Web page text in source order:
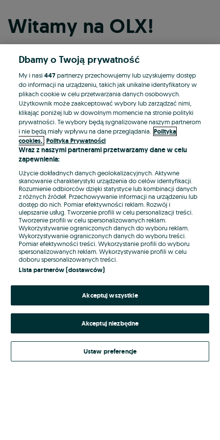
Witamy na OLX!
Kontynuuj przez Facebooka
Kontynuuj przez konto Apple
Kontynuuj przez konto Google
LUB
E-mail
Hasło
Nie pamiętasz hasła?
Zaloguj się
Kontynuując za pośrednictwem jednego z dostawców wskazanych powyżej,
Regulamin serwisuOLX.pl w jego aktualnym brzmieniu.
Dbamy o Twoją prywatność
My i nasi447partnerzy przechowujemy lub uzyskujemy dostęp
do informacji na urządzeniu, takich jak unikalne identyfikatory w
plikach cookie w celu przetwarzania danych osobowych.
Użytkownik może zaakceptować wybory lub zarządzać nimi,
klikając poniżej lub w dowolnym momencie na stronie polityki
prywatności. Te wybory będą sygnalizowane naszym partnerom
i nie będą miały wpływu na dane przeglądania. Polityka
cookies, Polityka Prywatności
Wraz z naszymi partnerami przetwarzamy dane w celu
zapewnienia:
Użycie dokładnych danych geolokalizacyjnych. Aktywne
skanowanie charakterystyki urządzenia do celów identyfikacji.
Rozumienie odbiorców dzięki statystyce lub kombinacji danych
z różnych źródeł. Przechowywanie informacji na urządzeniu lub
dostęp do nich. Pomiar efektywności reklam. Rozwój i
ulepszanie usług. Tworzenie profili w celu personalizacji treści.
Tworzenie profili w celu spersonalizowanych reklam.
Wykorzystywanie ograniczonych danych do wyboru reklam.
Wykorzystywanie ograniczonych danych do wyboru treści.
Pomiar efektywności treści. Wykorzystanie profili do wyboru
spersonalizowanych reklam. Wykorzystywanie profili w celu
doboru spersonalizowanych treści.
Lista partnerów (dostawców)
Akceptuj wszystkie
Akceptuj niezbędne
Ustaw preferencje